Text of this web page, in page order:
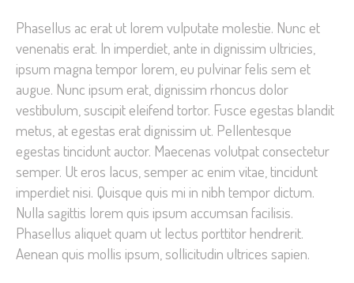
Phasellus ac erat ut lorem vulputate molestie. Nunc et
venenatis erat. In imperdiet, ante in dignissim ultricies,
ipsum magna tempor lorem, eu pulvinar felis sem et
augue. Nunc ipsum erat, dignissim rhoncus dolor
vestibulum, suscipit eleifend tortor. Fusce egestas blandit
metus, at egestas erat dignissim ut. Pellentesque
egestas tincidunt auctor. Maecenas volutpat consectetur
semper. Ut eros lacus, semper ac enim vitae, tincidunt
imperdiet nisi. Quisque quis mi in nibh tempor dictum.
Nulla sagittis lorem quis ipsum accumsan facilisis.
Phasellus aliquet quam ut lectus porttitor hendrerit.
Aenean quis mollis ipsum, sollicitudin ultrices sapien.